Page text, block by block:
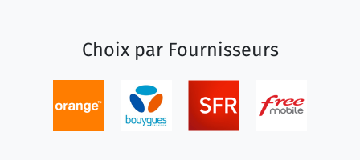
Choix par Fournisseurs